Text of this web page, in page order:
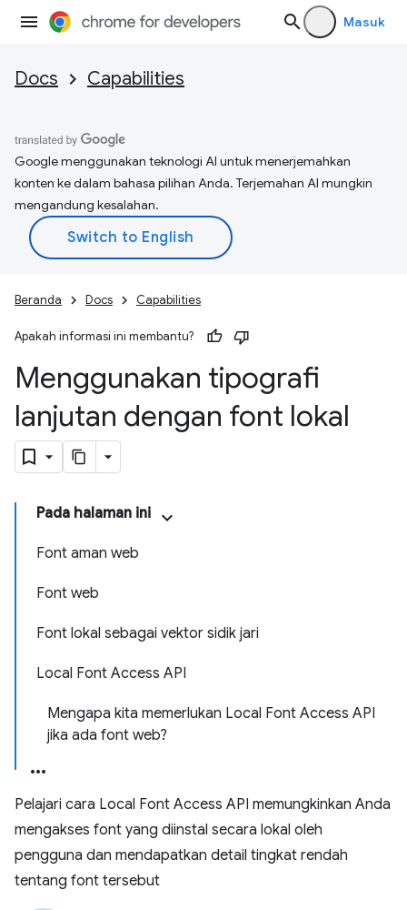
Masuk
Docs Capabilities
Google menggunakan teknologi AI untuk menerjemahkan
konten ke dalam bahasa pilihan Anda. Terjemahan AI mungkin
mengandung kesalahan.
Beranda Docs Capabilities
Apakah informasi ini membantu?
Menggunakan tipografi
lanjutan dengan font lokal
Pada halaman ini
Font aman web
Font web
Font lokal sebagai vektor sidik jari
Local Font Access API
Mengapa kita memerlukan Local Font Access API
jika ada font web?
Pelajari cara Local Font Access API memungkinkan Anda
mengakses font yang diinstal secara lokal oleh
pengguna dan mendapatkan detail tingkat rendah
tentang font tersebut